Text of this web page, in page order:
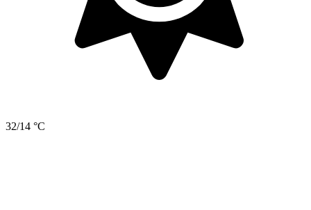
32/14 °C